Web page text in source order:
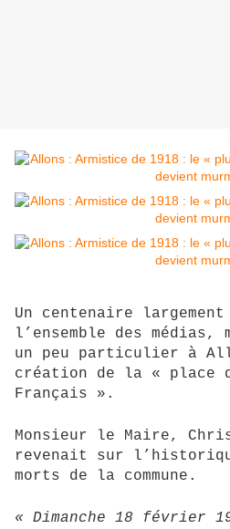
Un centenaire largement
l’ensemble des médias,
un peu particulier à
création de la « place
Français ».
Monsieur le Maire,
revenait sur
morts de la commune.
« Dimanche 18 février